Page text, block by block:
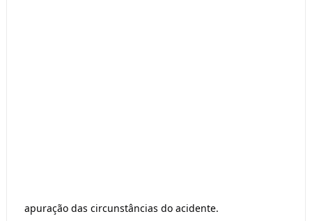
apuração das circunstâncias do acidente.